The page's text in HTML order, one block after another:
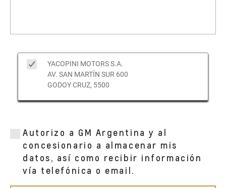
YACOPINI MOTORS S.A.
AV. SAN MARTÍN SUR 600
GODOY CRUZ, 5500
Autorizo a GM Argentina y al
concesionario a almacenar mis
datos, así como recibir información
vía telefónica o email.